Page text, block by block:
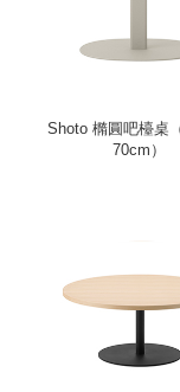
Shoto 橢圓吧檯桌
70cm）